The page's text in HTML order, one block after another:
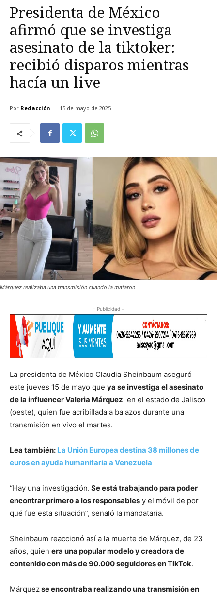
Presidenta de México
afirmó que se investiga
asesinato de la tiktoker:
recibió disparos mientras
hacía un live
Por Redacción 15 de mayo de 2025
Márquez realizaba una transmisión cuando la mataron
- Publicidad -
La presidenta de México Claudia Sheinbaum aseguró
este jueves 15 de mayo que ya se investiga el asesinato
de la influencer Valeria Márquez, en el estado de Jalisco
(oeste), quien fue acribillada a balazos durante una
transmisión en vivo el martes.
Lea también: La Unión Europea destina 38 millones de
euros en ayuda humanitaria a Venezuela
“Hay una investigación. Se está trabajando para poder
encontrar primero a los responsables y el móvil de por
qué fue esta situación”, señaló la mandataria.
Sheinbaum reaccionó así a la muerte de Márquez, de 23
años, quien era una popular modelo y creadora de
contenido con más de 90.000 seguidores en TikTok.
Márquezse encontraba realizando una transmisión en